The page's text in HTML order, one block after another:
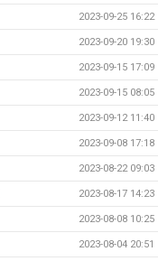
2023-09-25 16:22
2023-09-20 19:30
2023-09-15 17:09
2023-09-15 08:05
2023-09-12 11:40
2023-09-08 17:18
2023-08-22 09:03
2023-08-17 14:23
2023-08-08 10:25
2023-08-04 20:51